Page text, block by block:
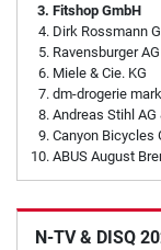
Fitshop GmbH
Dirk Rossmann
Ravensburger AG
Miele & Cie. KG
dm-drogerie
Andreas Stihl AG
Canyon Bicycles
ABUS August
N-TV & DISQ